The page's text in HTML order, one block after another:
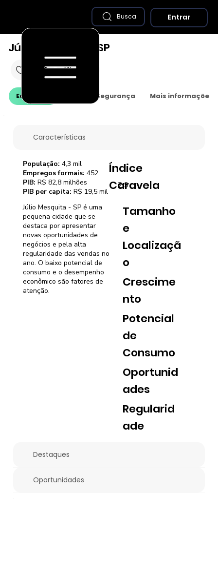
Características
Júlio Mesquita - SP é uma
pequena cidade que se
destaca por apresentar
novas oportunidades de
negócios e pela alta
regularidade das vendas no
ano. O baixo potencial de
consumo e o desempenho
econômico são fatores de
atenção.
Índice
Caravela
2,9
Tamanho
e
Localizaçã
o
Crescime
nto
Potencial
de
Consumo
Oportunid
ades
Regularid
ade
População: 4,3 mil
Empregos formais: 452
PIB: R$ 82,8 milhões
PIB per capita: R$ 19,5 mil
Destaques
Oportunidades
Economia Saúde e Segurança Mais informações
Júlio Mesquita - SP
Busca Entrar